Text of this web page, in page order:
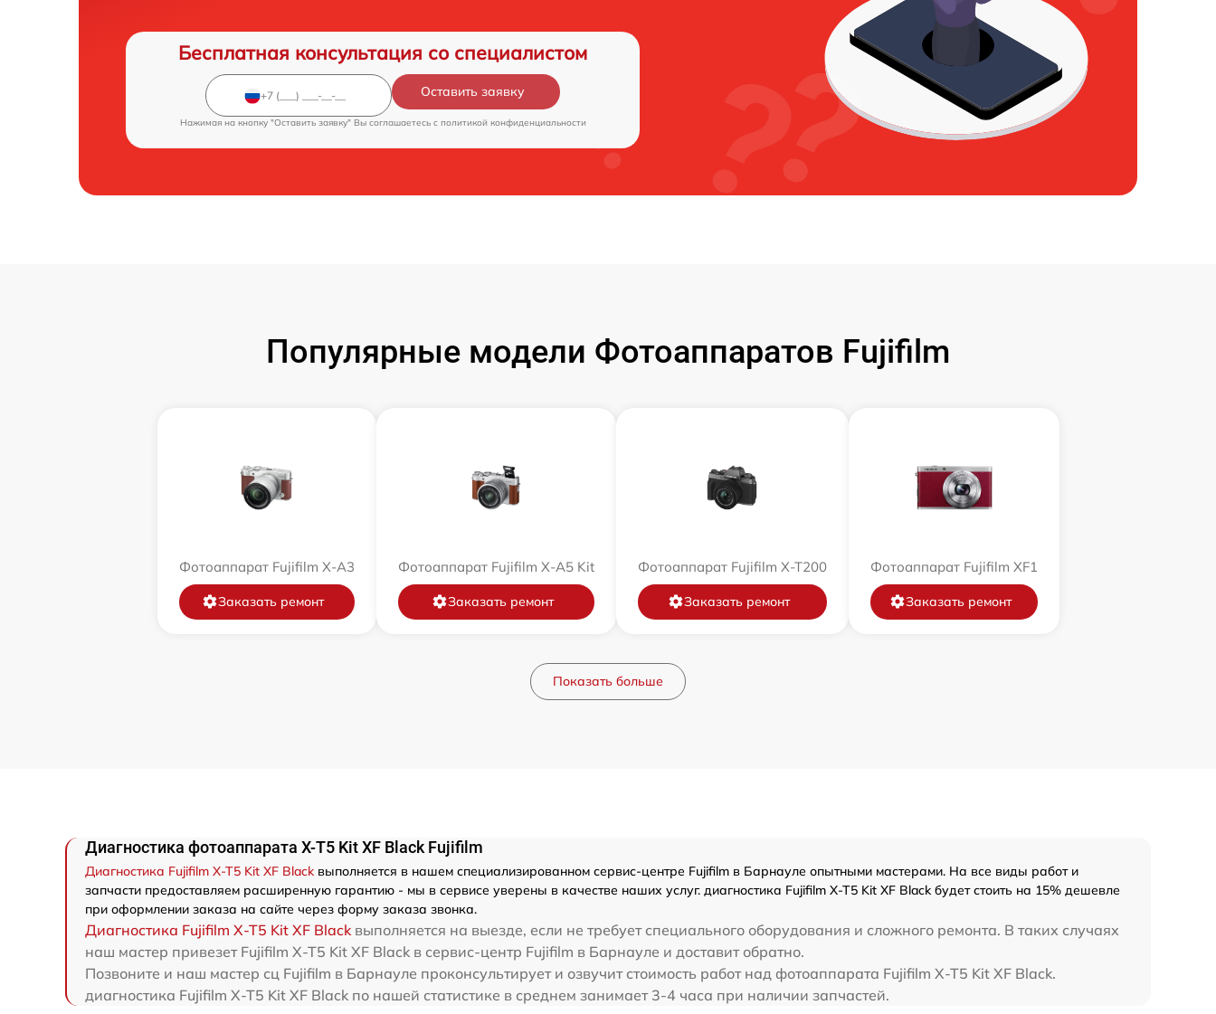
Бесплатная консультация со специалистом
Оставить заявку
Нажимая на кнопку "Оставить заявку" Вы соглашаетесь c политикой конфиденциальности
Популярные модели Фотоаппаратов Fujifilm
Фотоаппарат Fujifilm X-A3
Заказать ремонт
Фотоаппарат Fujifilm X-A5 Kit
Заказать ремонт
Фотоаппарат Fujifilm X-T200
Заказать ремонт
Фотоаппарат Fujifilm XF1
Заказать ремонт
Показать больше
Диагностика фотоаппарата X-T5 Kit XF Black Fujifilm
Диагностика Fujifilm X-T5 Kit XF Blackвыполняется в нашем специализированном сервис-центре Fujifilm в Барнауле опытными мастерами. На все виды работ и
запчасти предоставляем расширенную гарантию - мы в сервисе уверены в качестве наших услуг. диагностика Fujifilm X-T5 Kit XF Black будет стоить на 15% дешевле
при оформлении заказа на сайте через форму заказа звонка.
Диагностика Fujifilm X-T5 Kit XF Black выполняется на выезде, если не требует специального оборудования и сложного ремонта. В таких случаях
наш мастер привезет Fujifilm X-T5 Kit XF Black в сервис-центр Fujifilm в Барнауле и доставит обратно.
Позвоните и наш мастер сц Fujifilm в Барнауле проконсультирует и озвучит стоимость работ над фотоаппарата Fujifilm X-T5 Kit XF Black.
диагностика Fujifilm X-T5 Kit XF Black по нашей статистике в среднем занимает 3-4 часа при наличии запчастей.